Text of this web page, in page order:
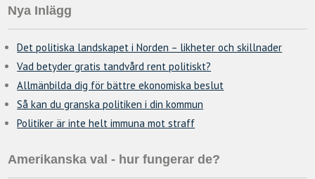
Nya Inlägg
Det politiska landskapet i Norden – likheter och skillnader
Vad betyder gratis tandvård rent politiskt?
Allmänbilda dig för bättre ekonomiska beslut
Så kan du granska politiken i din kommun
Politiker är inte helt immuna mot straff
Amerikanska val - hur fungerar de?